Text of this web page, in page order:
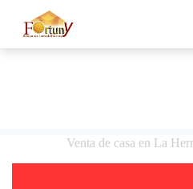
Venta de casa en La